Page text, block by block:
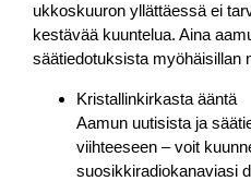
ukkoskuuron yllättäessä ei
kestävää kuuntelua. Aina
säätiedotuksista myöhäisillan
Kristallinkirkasta ääntä
Aamun uutisista ja
viihteeseen – voit
suosikkiradiokanaviasi